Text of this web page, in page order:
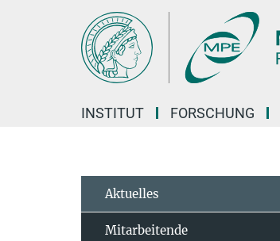
INSTITUT FORSCHUNG
Aktuelles
Mitarbeitende